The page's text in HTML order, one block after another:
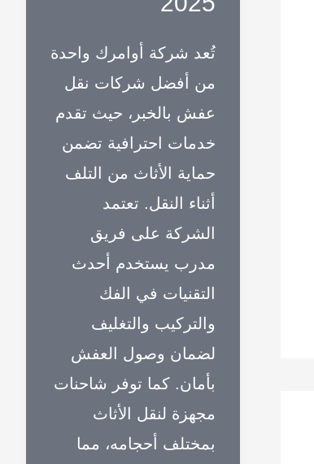
تُعد شركة أوامرك واحدة
من أفضل شركات نقل
عفش بالخبر، حيث تقدم
خدمات احترافية تضمن
حماية الأثاث من التلف
أثناء النقل. تعتمد
الشركة على فريق
مدرب يستخدم أحدث
التقنيات في الفك
والتركيب والتغليف
لضمان وصول العفش
بأمان. كما توفر شاحنات
مجهزة لنقل الأثاث
بمختلف أحجامه، مما